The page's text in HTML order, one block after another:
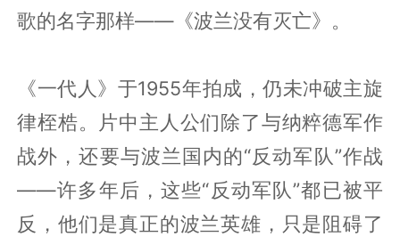
歌的名字那样——《波兰没有灭亡》。
《一代人》于1955年拍成，仍未冲破主旋
律桎梏。片中主人公们除了与纳粹德军作
战外，还要与波兰国内的“反动军队”作战
——许多年后，这些“反动军队”都已被平
反，他们是真正的波兰英雄，只是阻碍了